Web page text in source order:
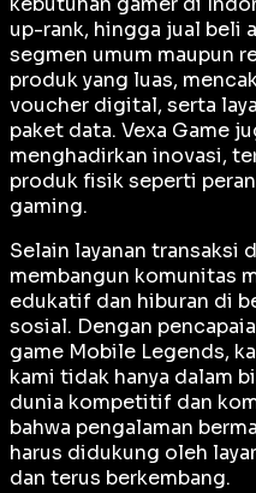
up-rank, hingga jual beli
segmen umum maupun
produk yang luas,
voucher digital, serta
paket data. Vexa Game
menghadirkan inovasi,
produk fisik seperti
gaming.
Selain layanan transaksi
membangun komunitas
edukatif dan hiburan di
sosial. Dengan
game Mobile Legends,
kami tidak hanya dalam
dunia kompetitif dan
bahwa pengalaman
harus didukung oleh
dan terus berkembang.